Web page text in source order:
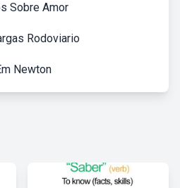
Sobre Amor
Rodoviario
Newton